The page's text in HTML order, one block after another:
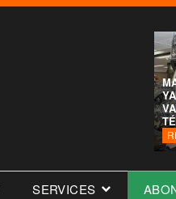
SERVICES